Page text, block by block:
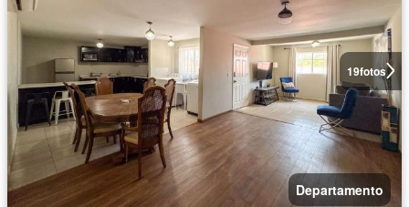
19fotos
Departamento